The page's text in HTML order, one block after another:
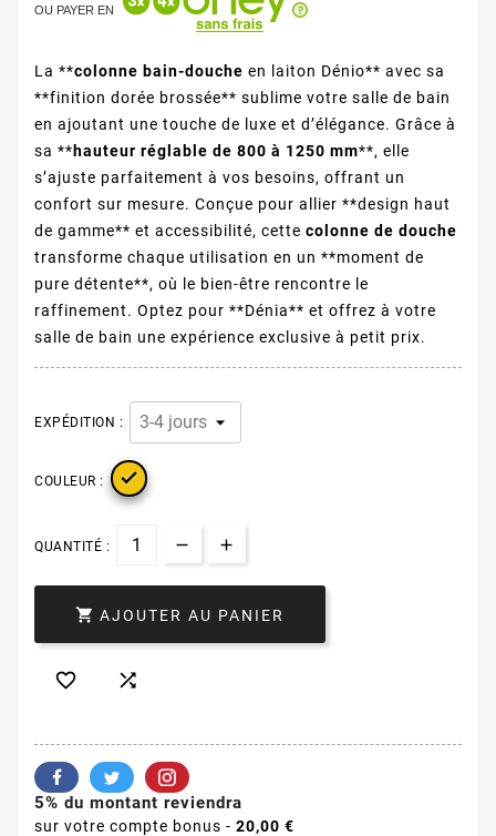
OU PAYER EN
La **colonne bain-douche en laiton Dénio** avec sa
**finition dorée brossée** sublime votre salle de bain
en ajoutant une touche de luxe et d’élégance. Grâce à
sa **hauteur réglable de 800 à 1250 mm**, elle
s’ajuste parfaitement à vos besoins, offrant un
confort sur mesure. Conçue pour allier **design haut
de gamme** et accessibilité, cette colonne de douche
transforme chaque utilisation en un **moment de
pure détente**, où le bien-être rencontre le
raffinement. Optez pour **Dénia** et offrez à votre
salle de bain une expérience exclusive à petit prix.
EXPÉDITION :
COULEUR : 
QUANTITÉ :
 AJOUTER AU PANIER
 
5% du montant reviendra
sur votre compte bonus - 20,00 €